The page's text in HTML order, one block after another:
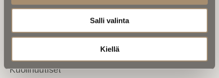
Salli valinta
Kiellä
Anna palautetta
Sivusto
Kuolinuutiset